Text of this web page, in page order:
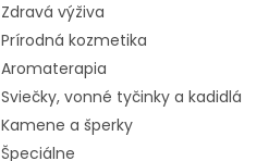
Zdravá výživa
Prírodná kozmetika
Aromaterapia
Sviečky, vonné tyčinky a kadidlá
Kamene a šperky
Špeciálne